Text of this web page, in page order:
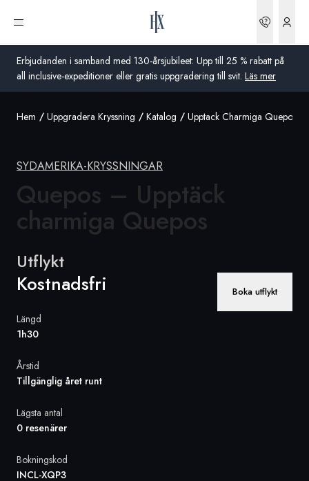
Erbjudanden i samband med 130-årsjubileet: Upp till 25 % rabatt på
all inclusive-expeditioner eller gratis uppgradering till svit. Läs mer
Öppna meny
Schweiz
Danmark
Norge
Global
Hem Uppgradera Kryssning Katalog Upptack Charmiga Quepos
SYDAMERIKA-KRYSSNINGAR
Quepos – Upptäck
charmiga Quepos
Utflykt
Kostnadsfri Boka utflykt
Längd
1h30
Årstid
Tillgänglig året runt
Lägsta antal
0 resenärer
Bokningskod
INCL-XQP3